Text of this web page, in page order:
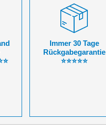
Immer 30 Tage
Rückgabegarantie
⭐⭐⭐⭐⭐